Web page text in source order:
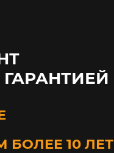
10 ЛЕТ